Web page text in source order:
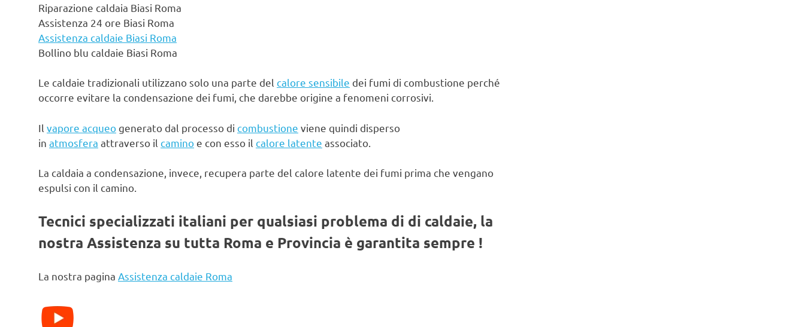
Riparazione caldaia Biasi Roma
Assistenza 24 ore Biasi Roma
Assistenza caldaie Biasi Roma
Bollino blu caldaie Biasi Roma
Le caldaie tradizionali utilizzano solo una parte del calore sensibile dei fumi di combustione perché
occorre evitare la condensazione dei fumi, che darebbe origine a fenomeni corrosivi.
Il vapore acqueo generato dal processo di combustione viene quindi disperso
in atmosfera attraverso il camino e con esso il calore latente associato.
La caldaia a condensazione, invece, recupera parte del calore latente dei fumi prima che vengano
espulsi con il camino.
Tecnici specializzati italiani per qualsiasi problema di di caldaie, la
nostra Assistenza su tutta Roma e Provincia è garantita sempre !
La nostra pagina Assistenza caldaie Roma